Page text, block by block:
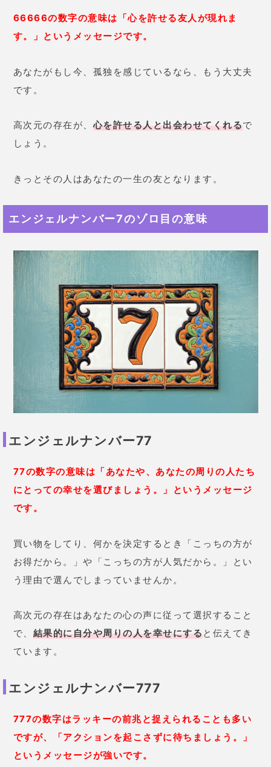
66666の数字の意味は「心を許せる友人が現れま
す。」というメッセージです。
あなたがもし今、孤独を感じているなら、もう大丈夫
です。
高次元の存在が、心を許せる人と出会わせてくれるで
しょう。
きっとその人はあなたの一生の友となります。
エンジェルナンバー7のゾロ目の意味
エンジェルナンバー77
77の数字の意味は「あなたや、あなたの周りの人たち
にとっての幸せを選びましょう。」というメッセージ
です。
買い物をしてり、何かを決定するとき「こっちの方が
お得だから。」や「こっちの方が人気だから。」とい
う理由で選んでしまっていませんか。
高次元の存在はあなたの心の声に従って選択すること
で、 結果的に自分や周りの人を幸せにすると伝えてき
ています。
エンジェルナンバー777
777の数字はラッキーの前兆と捉えられることも多い
ですが、「アクションを起こさずに待ちましょう。」
というメッセージが強いです。